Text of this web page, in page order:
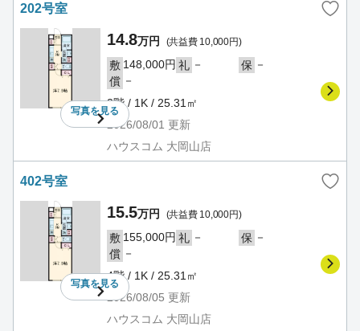
202号室
写真を見る
14.8万円 (共益費 10,000円)
敷 148,000円 礼 － 保 －
償 －
2階 / 1K / 25.31㎡
2026/08/01 更新
ハウスコム 大岡山店
402号室
写真を見る
15.5万円 (共益費 10,000円)
敷 155,000円 礼 － 保 －
償 －
4階 / 1K / 25.31㎡
2026/08/05 更新
ハウスコム 大岡山店